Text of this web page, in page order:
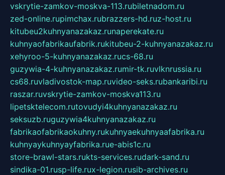
vskrytie-zamkov-moskva-113.rubiletnadom.ru
zed-online.rupimchax.rubrazzers-hd.ruz-host.ru
kitubeu2kuhnyanazakaz.runaperekate.ru
kuhnyaofabrikaufabrik.rukitubeu-2-kuhnyanazakaz.ru
xehyroo-5-kuhnyanazakaz.rucs-68.ru
guzywia-4-kuhnyanazakaz.rumir-tk.ruvlknrussia.ru
cs68.ruvladivostok-map.ruvideo-seks.rubankaribi.ru
raszar.ruvskrytie-zamkov-moskva113.ru
lipetsktelecom.rutovudyi4kuhnyanazakaz.ru
seksuzb.ruguzywia4kuhnyanazakaz.ru
fabrikaofabrikaokuhny.rukuhnyaekuhnyaafabrika.ru
kuhnyaykuhnyayfabrika.rue-abis1c.ru
store-brawl-stars.rukts-services.rudark-sand.ru
sindika-01.rusp-life.rux-legion.rusib-archives.ru